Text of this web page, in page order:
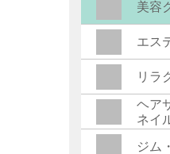
美容
エス
リラ
ヘア
ネイ
ジム